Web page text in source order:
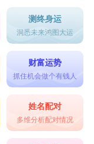
。
子将来能够如
芒。
子将来能够顺
子将来能够善
生活。
测终身运
洞悉未来鸿图大运
财富运势
抓住机会做个有钱人
姓名配对
多维分析配对情况